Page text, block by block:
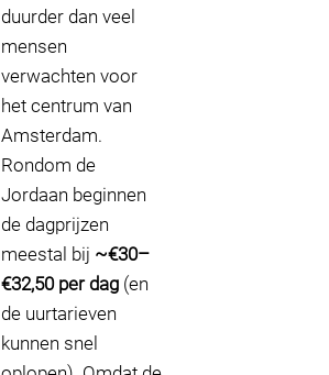
duurder dan veel
mensen
verwachten voor
het centrum van
Amsterdam.
Rondom de
Jordaan beginnen
de dagprijzen
meestal bij ~€30–
€32,50 per dag (en
de uurtarieven
kunnen snel